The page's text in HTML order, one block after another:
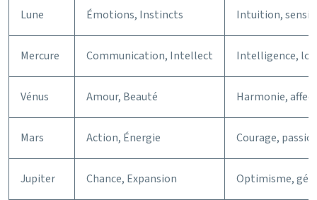
Lune Émotions, Instincts Intuition,
Mercure Communication, Intellect Intelligence,
Vénus Amour, Beauté Harmonie,
Mars Action, Énergie Courage,
Jupiter Chance, Expansion Optimisme,